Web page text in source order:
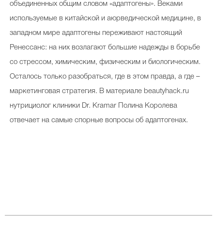
объединенных общим словом «адаптогены». Веками
используемые в китайской и аюрведической медицине, в
западном мире адаптогены переживают настоящий
Ренессанс: на них возлагают большие надежды в борьбе
со стрессом, химическим, физическим и биологическим.
Осталось только разобраться, где в этом правда, а где –
маркетинговая стратегия. В материале beautyhack.ru
нутрициолог клиники Dr. Kramar Полина Королева
отвечает на самые спорные вопросы об адаптогенах.